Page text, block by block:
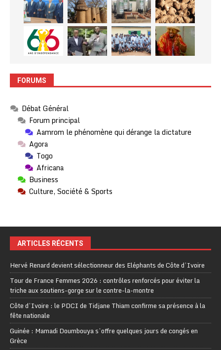
FORUMS
Débat Général
Forum principal
Aamrom le phénomène qui dérange la dictature
Agora
Togo
Africana
Business
Culture, Société & Sports
ARTICLES RÉCENTS
Hervé Renard devient sélectionneur des Eléphants de Côte d’Ivoire
Tour de France Femmes 2026 : contrôles renforcés pour éviter la
triche aux soutiens-gorge sur le contre-la-montre
Côte d’Ivoire : le PDCI de Tidjane Thiam confirme sa présence à la
fête nationale
Guinée : Mamadi Doumbouya s’offre quelques jours de congés en
Grèce